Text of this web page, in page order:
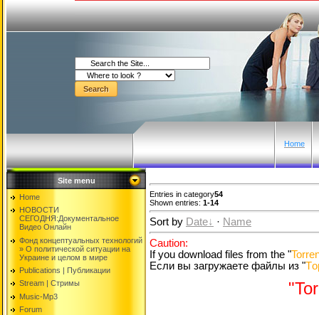
Home
Site menu
Home
НОВОСТИ
СЕГОДНЯ:Документальнoе
Видео Oнлайн
Фонд концептуальных технологий
» O политической ситуации на
Украине и целом в мире
Publications | Публикации
Stream | Стримы
Music-Mp3
Forum
Entries in category54
Shown entries: 1-14
Sort by Date · Name
Caution:
If you download files from the "
Если вы загружаете файлы из "